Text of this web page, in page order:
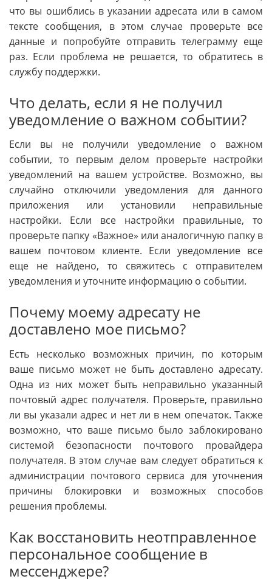
что вы ошиблись в указании адресата или в самом
тексте сообщения, в этом случае проверьте все
данные и попробуйте отправить телеграмму еще
раз. Если проблема не решается, то обратитесь в
службу поддержки.
Что делать, если я не получил
уведомление о важном событии?
Если вы не получили уведомление о важном
событии, то первым делом проверьте настройки
уведомлений на вашем устройстве. Возможно, вы
случайно отключили уведомления для данного
приложения или установили неправильные
настройки. Если все настройки правильные, то
проверьте папку «Важное» или аналогичную папку в
вашем почтовом клиенте. Если уведомление все
еще не найдено, то свяжитесь с отправителем
уведомления и уточните информацию о событии.
Почему моему адресату не
доставлено мое письмо?
Есть несколько возможных причин, по которым
ваше письмо может не быть доставлено адресату.
Одна из них может быть неправильно указанный
почтовый адрес получателя. Проверьте, правильно
ли вы указали адрес и нет ли в нем опечаток. Также
возможно, что ваше письмо было заблокировано
системой безопасности почтового провайдера
получателя. В этом случае вам следует обратиться к
администрации почтового сервиса для уточнения
причины блокировки и возможных способов
решения проблемы.
Как восстановить неотправленное
персональное сообщение в
мессенджере?